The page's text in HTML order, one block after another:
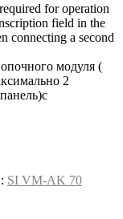
for operation
field in the
connecting a second
модуля (
2
SI VM-AK 70